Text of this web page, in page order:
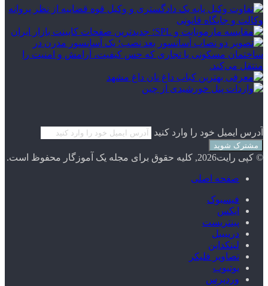
آدرس ایمیل خود را وارد کنید
© کپی رایت2026, کلیه حقوق برای مجله یک آموزگار محفوظ است.
صفحه اصلی
فیسبوک
ایکس
پینتریست
دریبببل
لینکداین
تصاویر فلیکر
یوتیوب
وردپرس